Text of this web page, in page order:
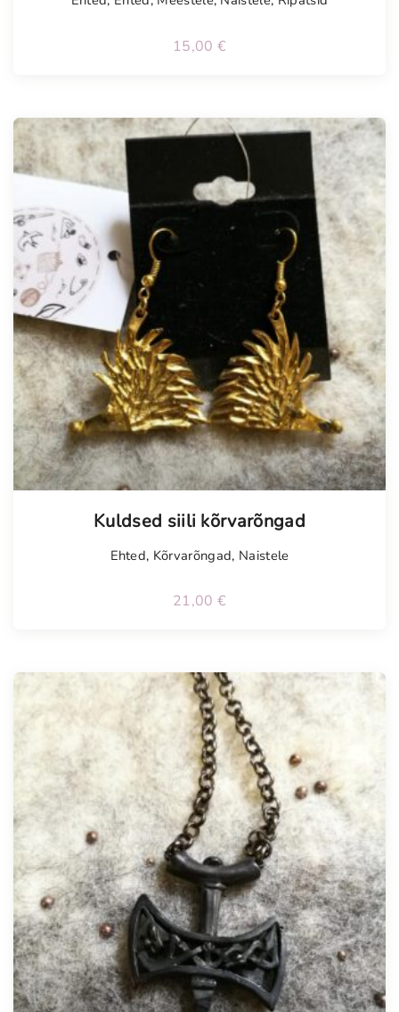
15,00 €
Kuldsed siili kõrvarõngad
Ehted, Kõrvarõngad, Naistele
21,00 €